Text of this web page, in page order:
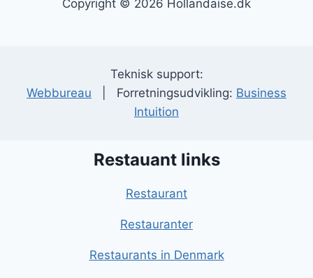
Copyright © 2026 Hollandaise.dk
Teknisk support:
Webbureau | Forretningsudvikling: Business
Intuition
Restauant links
Restaurant
Restauranter
Restaurants in Denmark